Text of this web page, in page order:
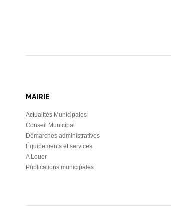
MAIRIE
Actualités Municipales
Conseil Municipal
Démarches administratives
Équipements et services
A Louer
Publications municipales